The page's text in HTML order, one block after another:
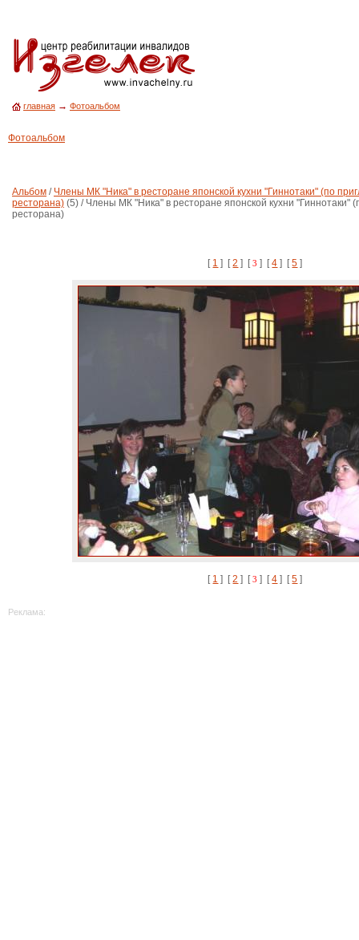
главная → Фотоальбом
Фотоальбом
Альбом / Члены МК "Ника" в ресторане японской кухни "Гиннотаки" (по
ресторана) (5) / Члены МК "Ника" в ресторане японской кухни "Гиннотаки"
ресторана)
[ 1 ] [2 ] [3 ] [4 ] [5 ]
[ 1 ] [2 ] [3 ] [4 ] [5 ]
Реклама: